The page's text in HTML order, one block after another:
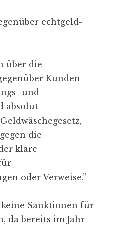
echtgeld-
über die
Kunden
und
absolut
die
klare
oder Verweise.”
keine Sanktionen für
da bereits im Jahr